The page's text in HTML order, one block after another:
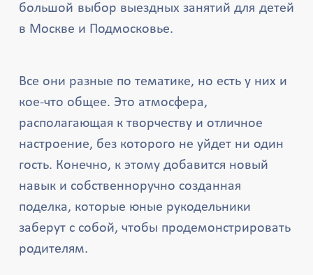
большой выбор выездных занятий для детей
в Москве и Подмосковье.
Все они разные по тематике, но есть у них и
кое-что общее. Это атмосфера,
располагающая к творчеству и отличное
настроение, без которого не уйдет ни один
гость. Конечно, к этому добавится новый
навык и собственноручно созданная
поделка, которые юные рукодельники
заберут с собой, чтобы продемонстрировать
родителям.